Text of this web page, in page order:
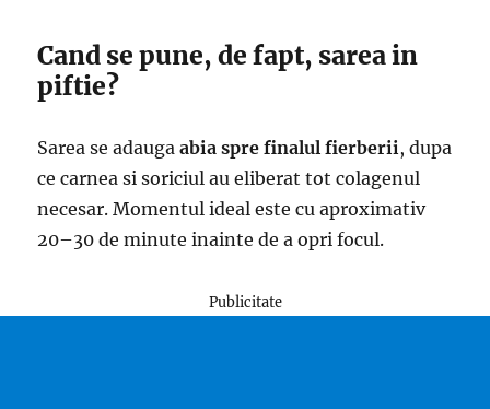
Cand se pune, de fapt, sarea in
piftie?
Sarea se adaugaabia spre finalul fierberii , dupa
ce carnea si soriciul au eliberat tot colagenul
necesar. Momentul ideal este cu aproximativ
20–30 de minute inainte de a opri focul.
Publicitate